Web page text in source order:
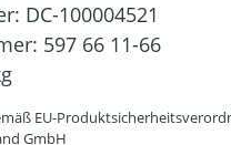
DC-100004521
597 66 11-66
EU-
GmbH